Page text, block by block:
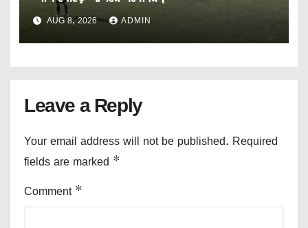
AUG 8, 2026 ADMIN
Leave a Reply
Your email address will not be published. Required
fields are marked *
Comment *